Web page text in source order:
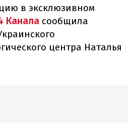
в эксклюзивном
Канала сообщила
центра Наталья